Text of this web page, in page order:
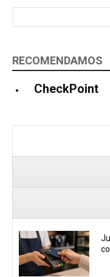
RECOMENDAMOS
CheckPoint